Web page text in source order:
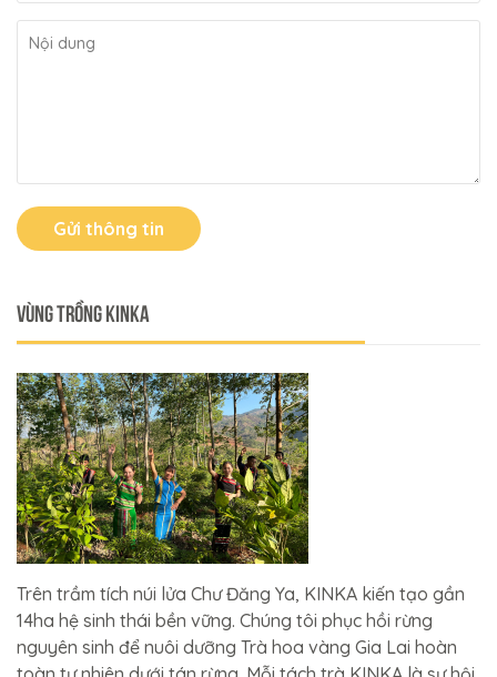
Gửi thông tin
VÙNG TRỒNG KINKA
Trên trầm tích núi lửa Chư Đăng Ya, KINKA kiến tạo gần
14ha hệ sinh thái bền vững. Chúng tôi phục hồi rừng
nguyên sinh để nuôi dưỡng Trà hoa vàng Gia Lai hoàn